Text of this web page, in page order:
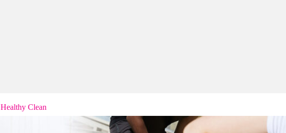
Healthy Clean